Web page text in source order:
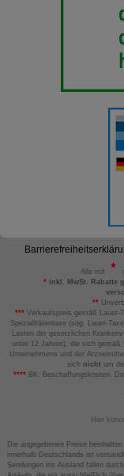
Alle mit
*inkl. MwSt. Rabatte
**
*** Verkaufspreis gemäß Lauer-
Spezialitätentaxe (sog. Lauer-
Lasten der gesetzlichen
unter 12 Jahren), die sich gemäß
Unternehmens und der
sich nicht um
****BK: Beschaffungskosten.
Hier
Die angegebenen Preise
innerhalb Deutschlands ist
Sendungen ins Ausland fallen